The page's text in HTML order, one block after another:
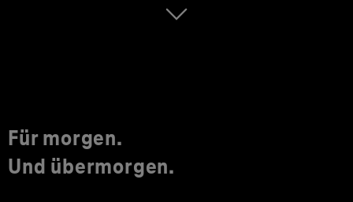
Für morgen.
Und übermorgen.